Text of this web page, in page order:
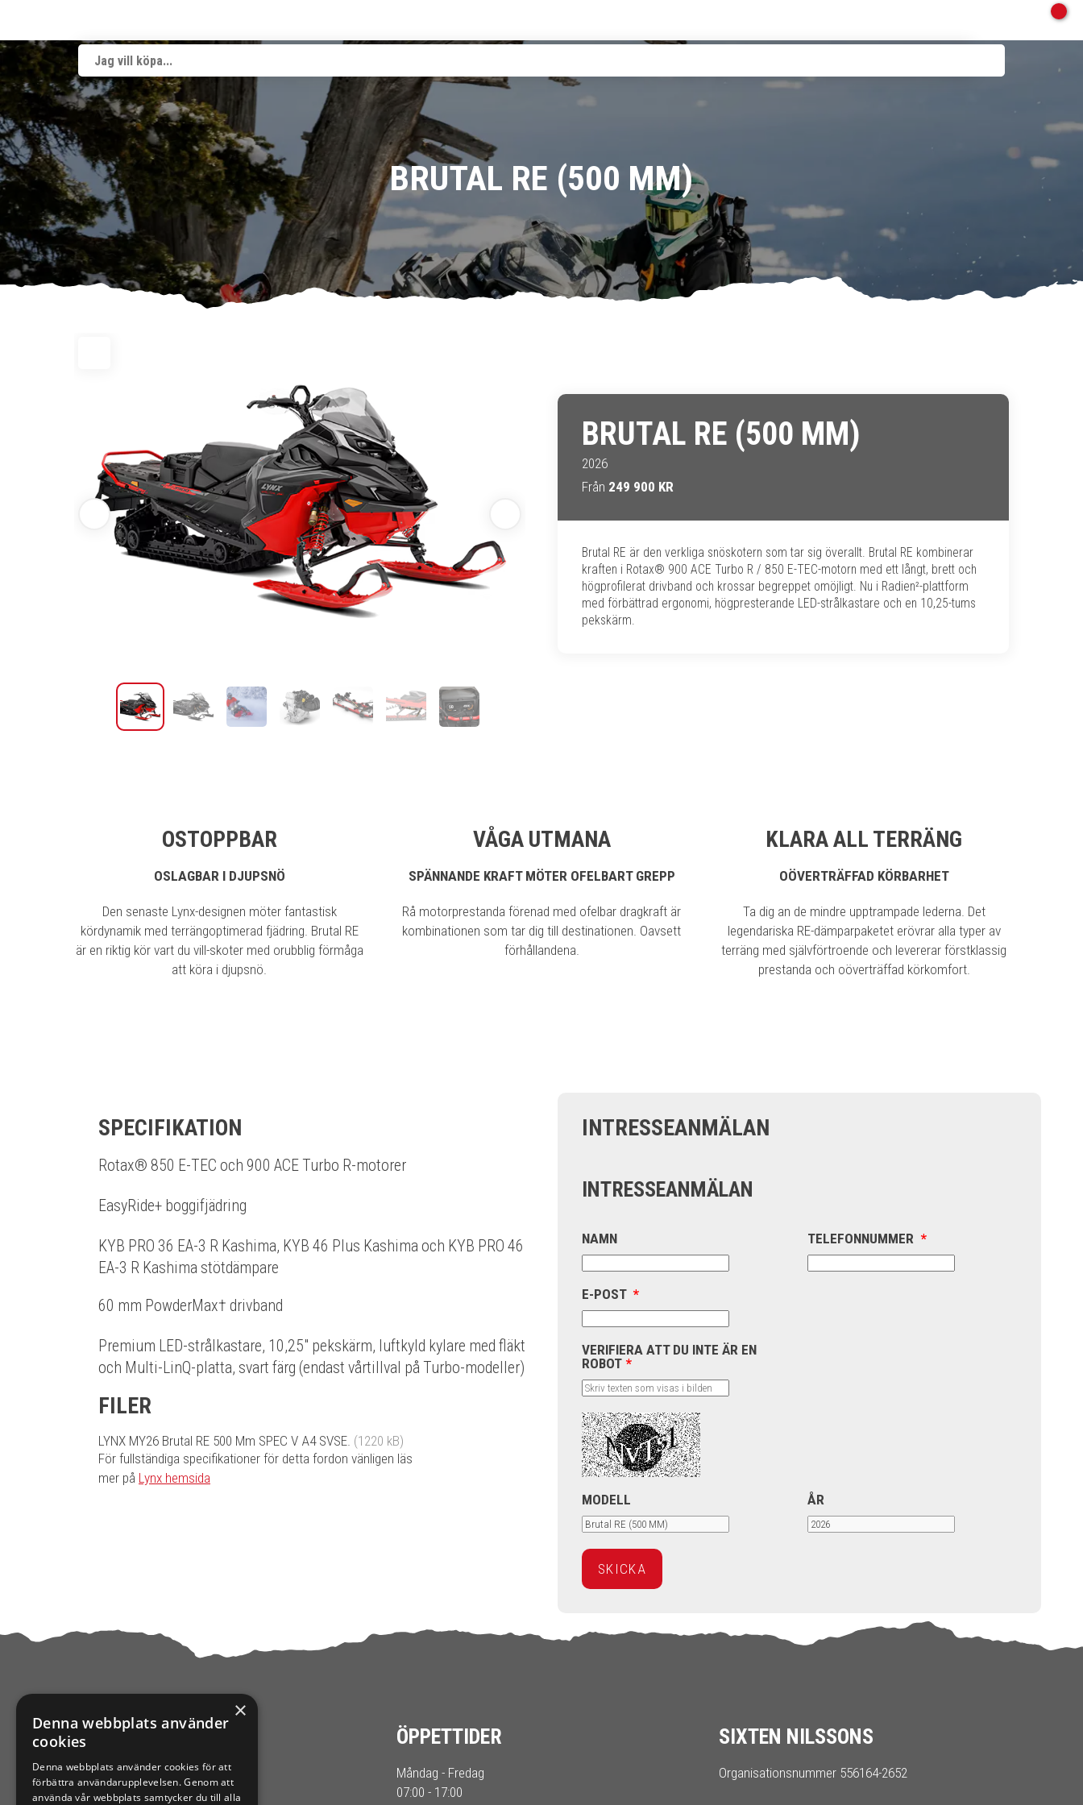
BRUTAL RE (500 MM)
BRUTAL RE (500 MM)
2026
Från 249 900 KR
Brutal RE är den verkliga snöskotern som tar sig överallt. Brutal RE kombinerar
kraften i Rotax® 900 ACE Turbo R / 850 E-TEC-motorn med ett långt, brett och
högprofilerat drivband och krossar begreppet omöjligt. Nu i Radien²-plattform
med förbättrad ergonomi, högpresterande LED-strålkastare och en 10,25-tums
pekskärm.
OSTOPPBAR
OSLAGBAR I DJUPSNÖ
Den senaste Lynx-designen möter fantastisk
kördynamik med terrängoptimerad fjädring. Brutal RE
är en riktig kör vart du vill-skoter med orubblig förmåga
att köra i djupsnö.
VÅGA UTMANA
SPÄNNANDE KRAFT MÖTER OFELBART GREPP
Rå motorprestanda förenad med ofelbar dragkraft är
kombinationen som tar dig till destinationen. Oavsett
förhållandena.
KLARA ALL TERRÄNG
OÖVERTRÄFFAD KÖRBARHET
Ta dig an de mindre upptrampade lederna. Det
legendariska RE-dämparpaketet erövrar alla typer av
terräng med självförtroende och levererar förstklassig
prestanda och oöverträffad körkomfort.
SPECIFIKATION
Rotax® 850 E-TEC och 900 ACE Turbo R-motorer
EasyRide+ boggifjädring
KYB PRO 36 EA-3 R Kashima, KYB 46 Plus Kashima och KYB PRO 46
EA-3 R Kashima stötdämpare
60 mm PowderMax† drivband
Premium LED-strålkastare, 10,25" pekskärm, luftkyld kylare med fläkt
och Multi-LinQ-platta, svart färg (endast vårtillval på Turbo-modeller)
FILER
LYNX MY26 Brutal RE 500 Mm SPEC V A4 SVSE. (1220 kB)
För fullständiga specifikationer för detta fordon vänligen läs
mer på Lynx hemsida
INTRESSEANMÄLAN
INTRESSEANMÄLAN
NAMN TELEFONNUMMER *
E-POST *
VERIFIERA ATT DU INTE ÄR EN
ROBOT *
MODELL ÅR
KONTAKTA OSS
Ångra mitt köp
ÖPPETTIDER
Måndag - Fredag
07:00 - 17:00
SIXTEN NILSSONS
Organisationsnummer 556164-2652
×
Denna webbplats använder
cookies
Denna webbplats använder cookies för att
förbättra användarupplevelsen. Genom att
använda vår webbplats samtycker du till alla